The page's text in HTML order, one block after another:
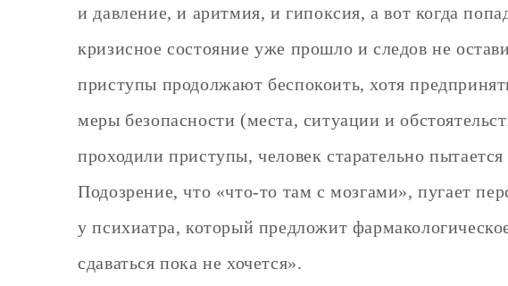
и давление, и аритмия, и гипоксия, а вот когда
кризисное состояние уже прошло и следов не
приступы продолжают беспокоить, хотя
меры безопасности (места, ситуации и
проходили приступы, человек старательно пытается
Подозрение, что «что-то там с мозгами», пугает
у психиатра, который предложит
сдаваться пока не хочется».